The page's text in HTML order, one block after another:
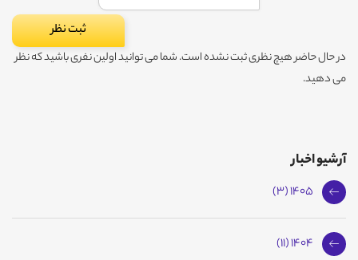
در حال حاضر هیچ نظری ثبت نشده است. شما می توانید اولین نفری باشید که نظر
می دهید.
آرشیو اخبار
1405 (3)
1404 (11)